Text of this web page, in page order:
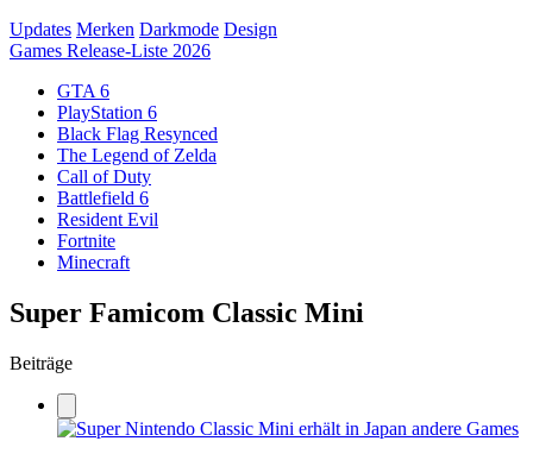
Updates Merken Darkmode Design
Games Release-Liste 2026
GTA 6
PlayStation 6
Black Flag Resynced
The Legend of Zelda
Call of Duty
Battlefield 6
Resident Evil
Fortnite
Minecraft
Super Famicom Classic Mini
Beiträge